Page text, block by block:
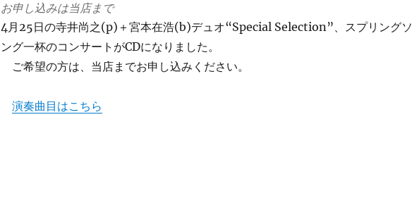
お申し込みは当店まで
4月25日の寺井尚之(p)＋宮本在浩(b)デュオ“Special Selection”、スプリングソ
ング一杯のコンサートがCDになりました。
ご希望の方は、当店までお申し込みください。
演奏曲目はこちら